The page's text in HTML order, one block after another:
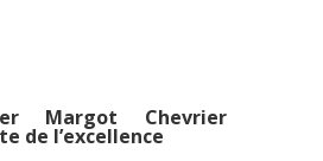
Margot Chevrier
de l’excellence